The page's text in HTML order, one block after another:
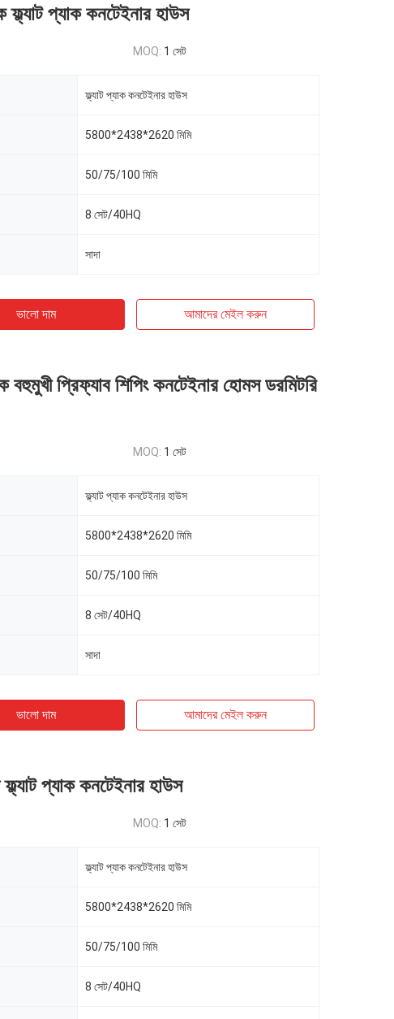
ফ্ল্যাট প্যাক কনটেইনার হাউস
MOQ: 1 সেট
ফ্ল্যাট প্যাক কনটেইনার হাউস
5800*2438*2620 মিমি
50/75/100 মিমি
8 সেট/40HQ
সাদা
ভালো দাম আমাদের মেইল ​​করুন
বহুমুখী প্রিফ্যাব শিপিং কনটেইনার হোমস ডরমিটরি
MOQ: 1 সেট
ফ্ল্যাট প্যাক কনটেইনার হাউস
5800*2438*2620 মিমি
50/75/100 মিমি
8 সেট/40HQ
সাদা
ভালো দাম আমাদের মেইল ​​করুন
ফ্ল্যাট প্যাক কনটেইনার হাউস
MOQ: 1 সেট
ফ্ল্যাট প্যাক কনটেইনার হাউস
5800*2438*2620 মিমি
50/75/100 মিমি
8 সেট/40HQ